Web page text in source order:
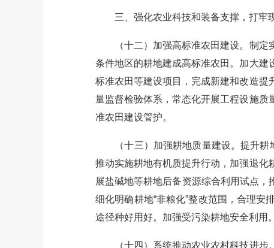
三、强化农业科技和装备支撑，打牢
（十二）加强高标准农田建设。制定实
条件地区的耕地建成高标准农田。加大建
标准农田等建设项目，完成新建和改造
量监督检验体系，常态化开展工程设施
准农田建设管护。
（十三）加强耕地质量建设。提升耕地
推动实施耕地有机质提升行动，加强退
展盐碱地等耕地后备资源综合利用试点，
细化明确耕地“非粮化”整改范围，合理
途径种好用好。加强受污染耕地安全利用
（十四）系统推动农业农村科技进步。